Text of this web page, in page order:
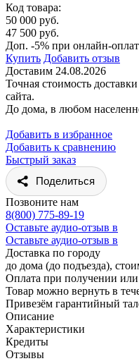
Код товара:
50 000 руб.
47 500 руб.
Доп. -5% при онлайн-
Купить Добавить отзыв
Доставим 24.08.2026
Точная стоимость
сайта.
До дома, в любом
Добавить в избранное
Добавить к сравнению
Быстрый заказ
Поделиться
Позвоните нам
8(800) 775-89-19
Оставьте аудио-отзыв в
Оставьте аудио-отзыв в
Доставка по городу
до дома (до подъезда),
Оплата при получении
Товар можно вернуть в
Привезём гарантийный
Описание
Характеристики
Кредиты
Отзывы